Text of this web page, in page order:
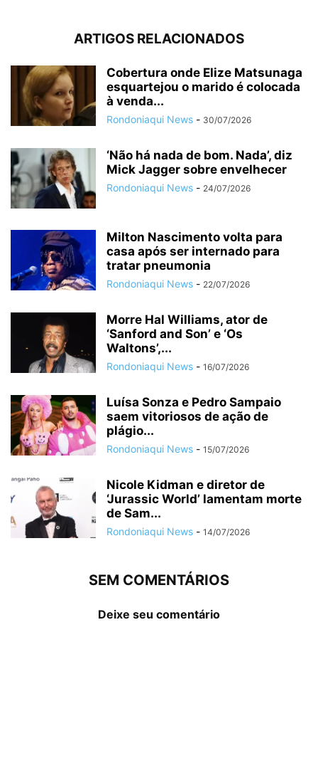
ARTIGOS RELACIONADOS
Cobertura onde Elize Matsunaga
esquartejou o marido é colocada
à venda...
Rondoniaqui News - 30/07/2026
‘Não há nada de bom. Nada’, diz
Mick Jagger sobre envelhecer
Rondoniaqui News - 24/07/2026
Milton Nascimento volta para
casa após ser internado para
tratar pneumonia
Rondoniaqui News - 22/07/2026
Morre Hal Williams, ator de
‘Sanford and Son’ e ‘Os
Waltons’,...
Rondoniaqui News - 16/07/2026
Luísa Sonza e Pedro Sampaio
saem vitoriosos de ação de
plágio...
Rondoniaqui News - 15/07/2026
Nicole Kidman e diretor de
‘Jurassic World’ lamentam morte
de Sam...
Rondoniaqui News - 14/07/2026
SEM COMENTÁRIOS
Deixe seu comentário